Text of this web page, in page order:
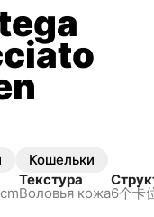
Кошельки
Текстура
Воловья кожа6个卡